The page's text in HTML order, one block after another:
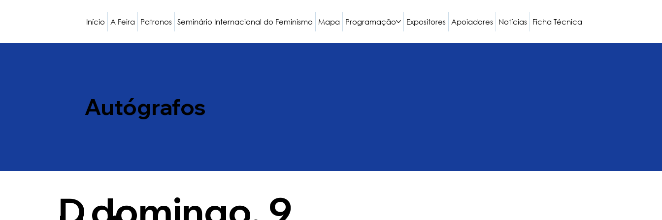
Início A Feira Patronos Seminário Internacional do Feminismo Mapa Programação Expositores Apoiadores Notícias Ficha Técnica
Autógrafos